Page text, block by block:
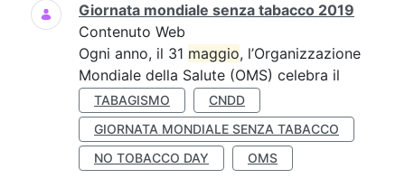
Giornata mondiale senza tabacco 2019
Contenuto Web
Ogni anno, il 31 maggio, l’Organizzazione
Mondiale della Salute (OMS) celebra il
TABAGISMO
CNDD
GIORNATA MONDIALE SENZA TABACCO
NO TOBACCO DAY
OMS